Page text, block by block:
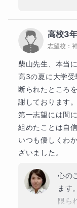
活かし、感覚で
「減点されない
ます。
指導において私
との対話（発問
一方的な講義で
いかけ、自分の
「納得感」の積
不可欠な記述力
また、保護者さ
題や志望校への
る「教員と生徒
大化させるパー
うな
なに
くて
た。
国
努力
あき
きく
も有
特別
と思
た！！
高校3
志望校：
柴山先生、本当
高3の夏に大学
断られたところ
謝しております。
第一志望には間
組めたことは自
いつも優しくわ
ざいました。
心の
ます。
限ら